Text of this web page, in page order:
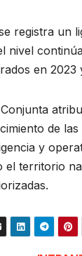
registra un
nivel
en 2023
de las
y
el territorio